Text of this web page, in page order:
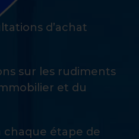
d’achat
sur les rudiments
et du
étape de